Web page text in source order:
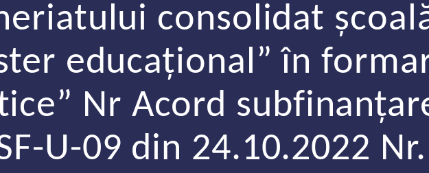
consolidat
educațional” în
Nr Acord
U-09 din 24.10.2022